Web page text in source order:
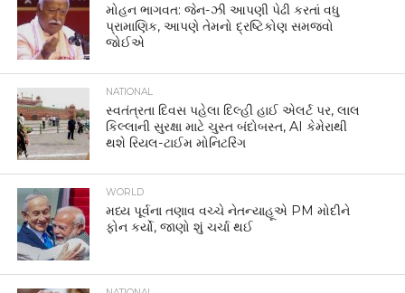
મોહન ભાગવત: જેન-ઝી આપણી પેઢી કરતાં વધુ
પ્રામાણિક, આપણે તેમનો દ્રષ્ટિકોણ સમજવો
જોઈએ
NATIONAL
સ્વતંત્રતા દિવસ પહેલા દિલ્હી હાઈ એલર્ટ પર, લાલ
કિલ્લાની સુરક્ષા માટે ચુસ્ત બંદોબસ્ત, AI કેમેરાથી
થશે રિયલ-ટાઈમ મોનિટરિંગ
WORLD
મધ્ય પૂર્વના તણાવ વચ્ચે નેતન્યાહૂએ PM મોદીને
ફોન કર્યો, જાણો શું ચર્ચા થઈ